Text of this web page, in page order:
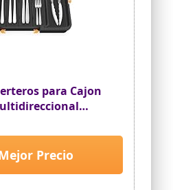
para Cajon
con 4-7
Ideal para
Utensilios y
Precio